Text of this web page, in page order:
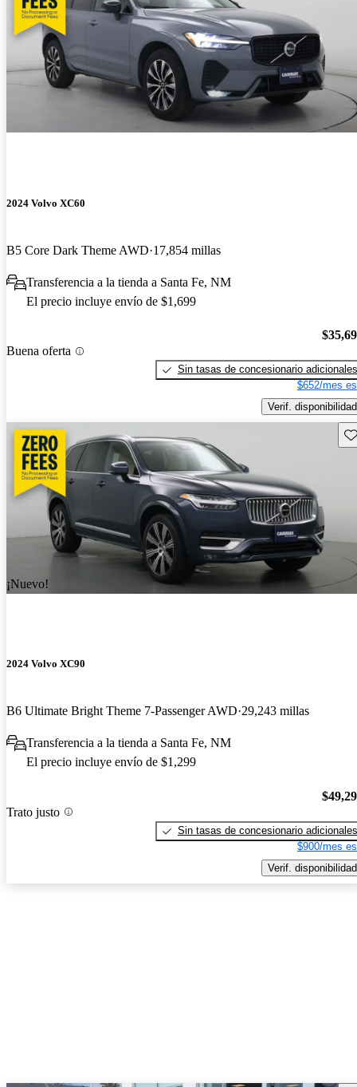
2024 Volvo XC60
B5 Core Dark Theme AWD 17,854 millas
Transferencia a la tienda a Santa Fe, NM
El precio incluye envío de $1,699
Buena oferta
Sin tasas de concesionario adicionales
$652/mes
Verif. disponibilidad
¡Nuevo!
2024 Volvo XC90
B6 Ultimate Bright Theme 7-Passenger AWD 29,243 millas
Transferencia a la tienda a Santa Fe, NM
El precio incluye envío de $1,299
Trato justo
Sin tasas de concesionario adicionales
$900/mes
Verif. disponibilidad